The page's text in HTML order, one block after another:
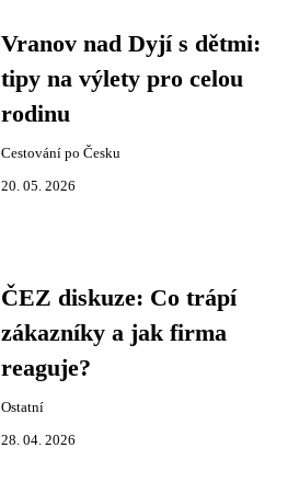
Vranov nad Dyjí s dětmi:
tipy na výlety pro celou
rodinu
Cestování po Česku
20. 05. 2026
ČEZ diskuze: Co trápí
zákazníky a jak firma
reaguje?
Ostatní
28. 04. 2026